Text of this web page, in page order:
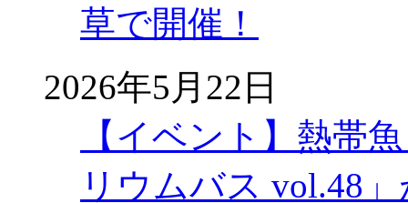
草で開催！
2026年5月22日
【イベント】熱帯
リウムバス vol.48